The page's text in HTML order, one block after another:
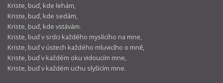
Kriste, buď, kde lehám,
Kriste, buď, kde sedám,
Kriste, buď, kde vstávám.
Kriste, buď v srdci každého myslícího na mne,
Kriste, buď v ústech každého mluvicího o mně,
Kriste, buď v každém oku vidoucím mne,
Kriste, buď v každém uchu slyšícím mne.